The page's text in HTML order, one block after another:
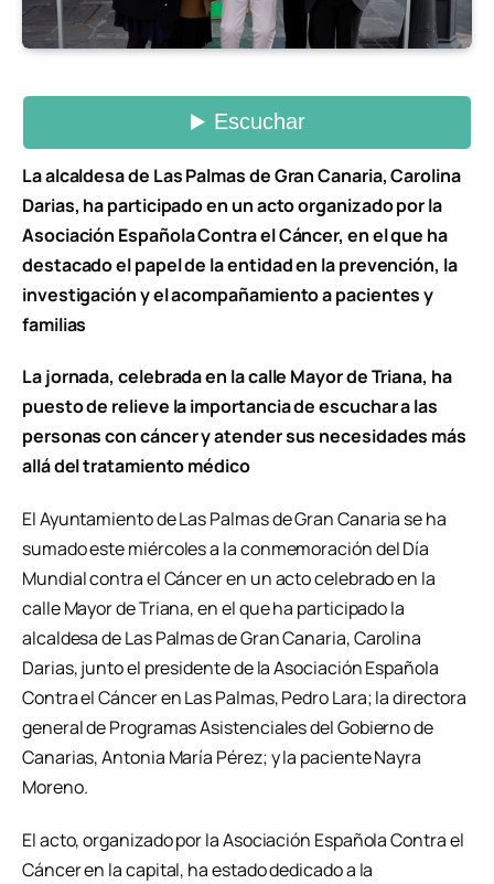
La alcaldesa de Las Palmas de Gran Canaria, Carolina
Darias, ha participado en un acto organizado por la
Asociación Española Contra el Cáncer, en el que ha
destacado el papel de la entidad en la prevención, la
investigación y el acompañamiento a pacientes y
familias
La jornada, celebrada en la calle Mayor de Triana, ha
puesto de relieve la importancia de escuchar a las
personas con cáncer y atender sus necesidades más
allá del tratamiento médico
El Ayuntamiento de Las Palmas de Gran Canaria se ha
sumado este miércoles a la conmemoración del Día
Mundial contra el Cáncer en un acto celebrado en la
calle Mayor de Triana, en el que ha participado la
alcaldesa de Las Palmas de Gran Canaria, Carolina
Darias, junto el presidente de la Asociación Española
Contra el Cáncer en Las Palmas, Pedro Lara; la directora
general de Programas Asistenciales del Gobierno de
Canarias, Antonia María Pérez; y la paciente Nayra
Moreno.
El acto, organizado por la Asociación Española Contra el
Cáncer en la capital, ha estado dedicado a la